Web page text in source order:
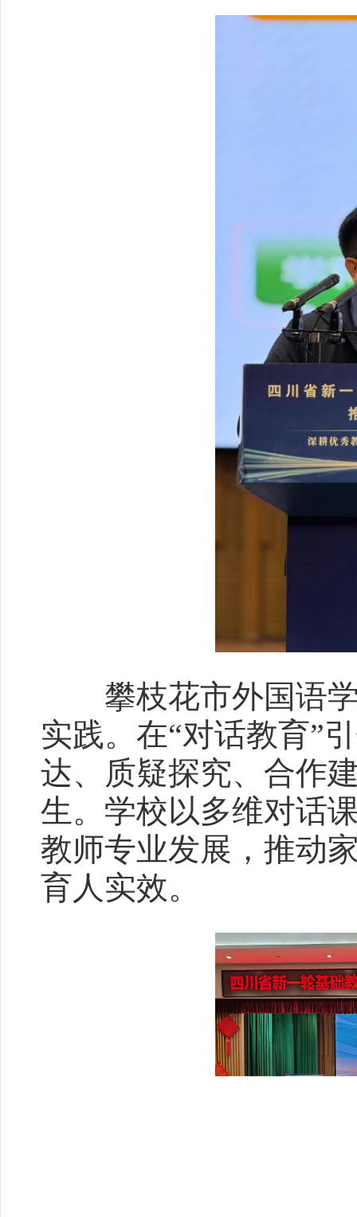
攀枝花市外国语学
实践。在“对话教育”
达、质疑探究、合作
生。学校以多维对话
教师专业发展，推动
育人实效。